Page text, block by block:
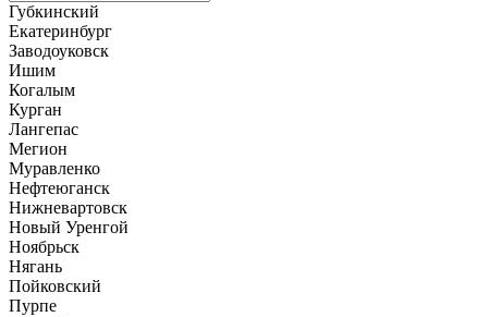
Губкинский
Екатеринбург
Заводоуковск
Ишим
Когалым
Курган
Лангепас
Мегион
Муравленко
Нефтеюганск
Нижневартовск
Новый Уренгой
Ноябрьск
Нягань
Пойковский
Пурпе